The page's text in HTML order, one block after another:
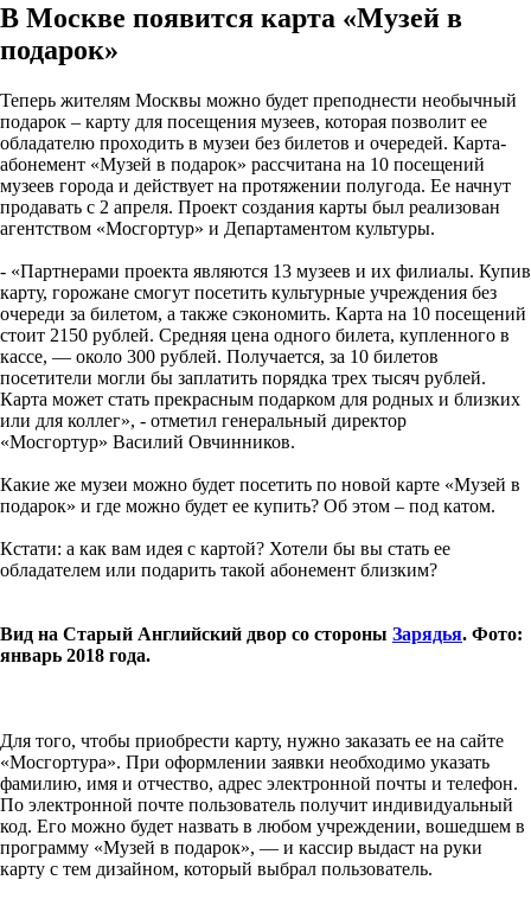
В Москве появится карта «Музей в
подарок»
Теперь жителям Москвы можно будет преподнести необычный
подарок – карту для посещения музеев, которая позволит ее
обладателю проходить в музеи без билетов и очередей. Карта-
абонемент «Музей в подарок» рассчитана на 10 посещений
музеев города и действует на протяжении полугода. Ее начнут
продавать с 2 апреля. Проект создания карты был реализован
агентством «Мосгортур» и Департаментом культуры.
- «Партнерами проекта являются 13 музеев и их филиалы. Купив
карту, горожане смогут посетить культурные учреждения без
очереди за билетом, а также сэкономить. Карта на 10 посещений
стоит 2150 рублей. Средняя цена одного билета, купленного в
кассе, — около 300 рублей. Получается, за 10 билетов
посетители могли бы заплатить порядка трех тысяч рублей.
Карта может стать прекрасным подарком для родных и близких
или для коллег», - отметил генеральный директор
«Мосгортур» Василий Овчинников.
Какие же музеи можно будет посетить по новой карте «Музей в
подарок» и где можно будет ее купить? Об этом – под катом.
Кстати: а как вам идея с картой? Хотели бы вы стать ее
обладателем или подарить такой абонемент близким?
Вид на Старый Английский двор со стороны Зарядья. Фото:
январь 2018 года.
Для того, чтобы приобрести карту, нужно заказать ее на сайте
«Мосгортура». При оформлении заявки необходимо указать
фамилию, имя и отчество, адрес электронной почты и телефон.
По электронной почте пользователь получит индивидуальный
код. Его можно будет назвать в любом учреждении, вошедшем в
программу «Музей в подарок», — и кассир выдаст на руки
карту с тем дизайном, который выбрал пользователь.